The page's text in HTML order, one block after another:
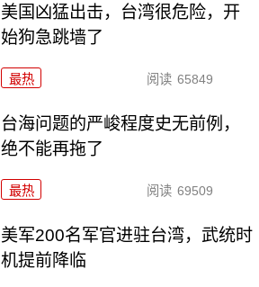
美国凶猛出击，台湾很危险，开
始狗急跳墙了
最热 阅读 65849
台海问题的严峻程度史无前例，
绝不能再拖了
最热 阅读 69509
美军200名军官进驻台湾，武统时
机提前降临